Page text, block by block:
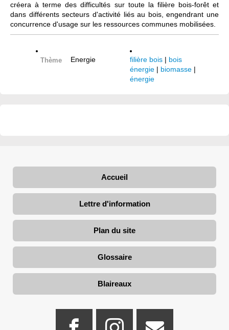
créera à terme des difficultés sur toute la filière bois-forêt et
dans différents secteurs d'activité liés au bois, engendrant une
concurrence d'usage sur les ressources communes mobilisées.
Thème Energie filière bois | bois
énergie | biomasse |
énergie
Accueil
Lettre d'information
Plan du site
Glossaire
Blaireaux